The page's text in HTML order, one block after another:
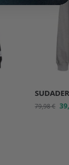
79,98€